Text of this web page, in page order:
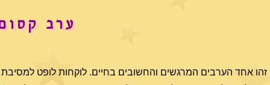
ערב
זהו אחד הערבים המרגשים והחשובים בחיים. לוקחות לופט